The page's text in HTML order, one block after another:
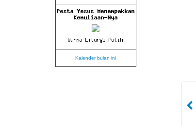
Kalender bulan ini